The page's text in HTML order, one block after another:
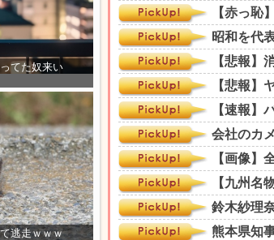
てた奴来い
逃走ｗｗｗ